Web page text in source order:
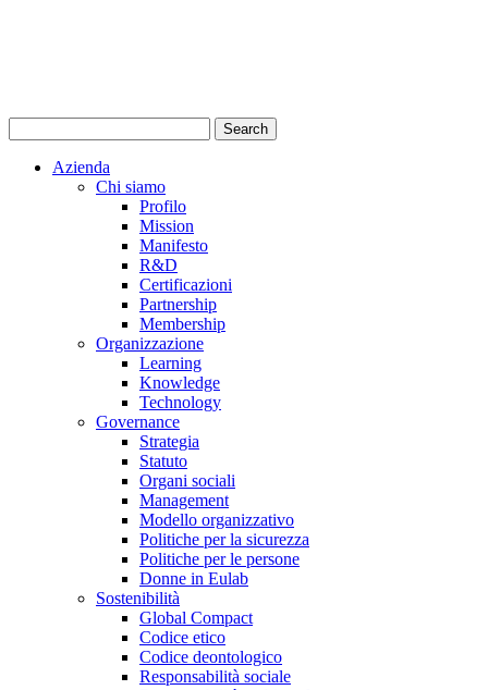
Azienda
Chi siamo
Profilo
Mission
Manifesto
R&D
Certificazioni
Partnership
Membership
Organizzazione
Learning
Knowledge
Technology
Governance
Strategia
Statuto
Organi sociali
Management
Modello organizzativo
Politiche per la sicurezza
Politiche per le persone
Donne in Eulab
Sostenibilità
Global Compact
Codice etico
Codice deontologico
Responsabilità sociale